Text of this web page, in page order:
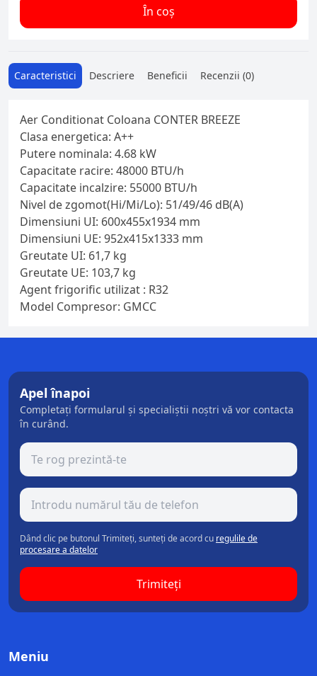
În coș
Caracteristici Descriere Beneficii Recenzii (0)
Aer Conditionat Coloana CONTER BREEZE
Clasa energetica: A++
Putere nominala: 4.68 kW
Capacitate racire: 48000 BTU/h
Capacitate incalzire: 55000 BTU/h
Nivel de zgomot(Hi/Mi/Lo): 51/49/46 dB(A)
Dimensiuni UI: 600x455x1934 mm
Dimensiuni UE: 952x415x1333 mm
Greutate UI: 61,7 kg
Greutate UE: 103,7 kg
Agent frigorific utilizat : R32
Model Compresor: GMCC
Apel înapoi
Completați formularul și specialiștii noștri vă vor contacta
în curând.
Dând clic pe butonul Trimiteți, sunteți de acord cu regulile de
procesare a datelor
Trimiteți
Meniu